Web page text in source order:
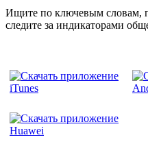
Ищите по ключевым словам,
следите за индикаторами